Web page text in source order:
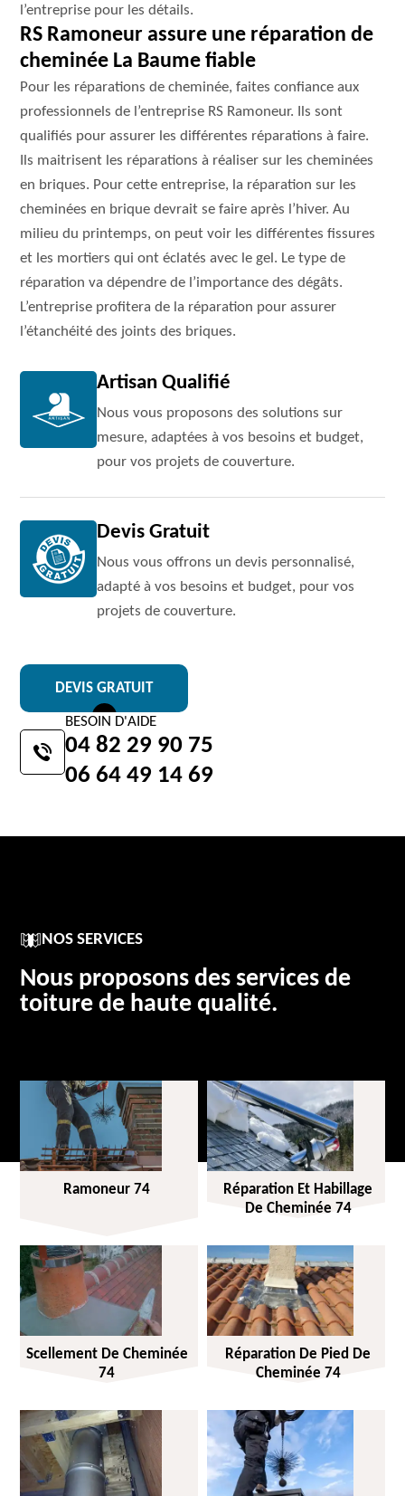
l’entreprise pour les détails.
RS Ramoneur assure une réparation de
cheminée La Baume fiable
Pour les réparations de cheminée, faites confiance aux
professionnels de l’entreprise RS Ramoneur. Ils sont
qualifiés pour assurer les différentes réparations à faire.
Ils maitrisent les réparations à réaliser sur les cheminées
en briques. Pour cette entreprise, la réparation sur les
cheminées en brique devrait se faire après l’hiver. Au
milieu du printemps, on peut voir les différentes fissures
et les mortiers qui ont éclatés avec le gel. Le type de
réparation va dépendre de l’importance des dégâts.
L’entreprise profitera de la réparation pour assurer
l’étanchéité des joints des briques.
Artisan Qualifié
Nous vous proposons des solutions sur
mesure, adaptées à vos besoins et budget,
pour vos projets de couverture.
Devis Gratuit
Nous vous offrons un devis personnalisé,
adapté à vos besoins et budget, pour vos
projets de couverture.
DEVIS GRATUIT
BESOIN D'AIDE
04 82 29 90 75
06 64 49 14 69
NOS SERVICES
Nous proposons des services de
toiture de haute qualité.
Ramoneur 74
Réparation Et Habillage
De Cheminée 74
Scellement De Cheminée
74
Réparation De Pied De
Cheminée 74